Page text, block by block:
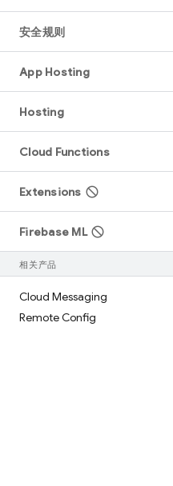
安全规则
App Hosting
Hosting
Cloud Functions
Extensions
Firebase ML
相关产品
Cloud Messaging
Remote Config